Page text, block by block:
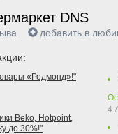
DNS
добавить в
«Редмонд»!"
Beko, Hotpoint,
до 30%!"
4